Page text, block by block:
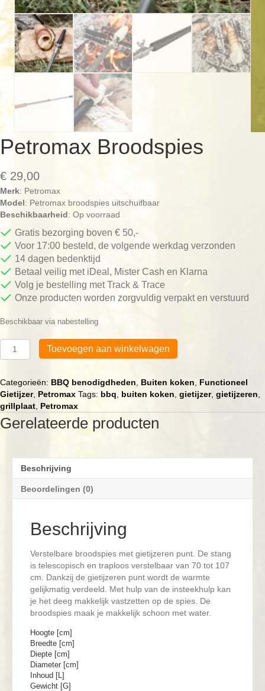
Petromax Broodspies
€ 29,00
Merk: Petromax
Model: Petromax broodspies uitschuifbaar
Beschikbaarheid: Op voorraad
Gratis bezorging boven € 50,-
Voor 17:00 besteld, de volgende werkdag verzonden
14 dagen bedenktijd
Betaal veilig met iDeal, Mister Cash en Klarna
Volg je bestelling met Track & Trace
Onze producten worden zorgvuldig verpakt en verstuurd
Beschikbaar via nabestelling
Petromax
Broodspies
Toevoegen aan winkelwagen
Categorieën: BBQ benodigdheden Buiten koken
Functioneel
Gietijzer, Petromax Tags: bbq buiten koken gietijzer, gietijzeren
grillplaat Petromax
Gerelateerde producten
Beschrijving
Beoordelingen (0)
Beschrijving
Verstelbare broodspies met gietijzeren punt. De stang
is telescopisch en traploos verstelbaar van 70 tot 107
cm. Dankzij de gietijzeren punt wordt de warmte
gelijkmatig verdeeld. Met hulp van de insteekhulp kan
je het deeg makkelijk vastzetten op de spies. De
broodspies maak je makkelijk schoon met water.
Hoogte [cm]
Breedte [cm]
Diepte [cm]
Diameter [cm]
Inhoud [L]
Gewicht [G]